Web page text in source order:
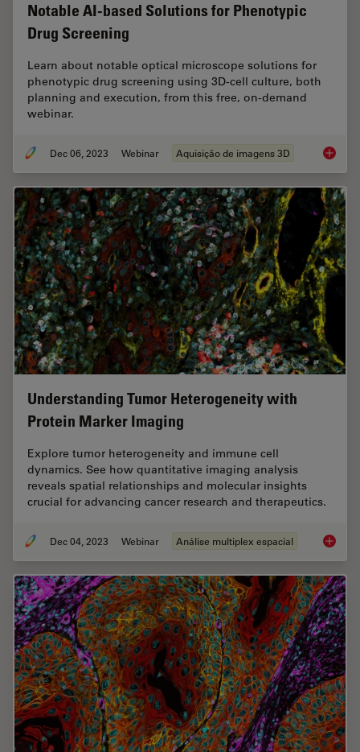
Notable AI-based Solutions for Phenotypic
Drug Screening
Learn about notable optical microscope solutions for
phenotypic drug screening using 3D-cell culture, both
planning and execution, from this free, on-demand
webinar.
Dec 06, 2023 Webinar Aquisição de imagens 3D
Understanding Tumor Heterogeneity with
Protein Marker Imaging
Explore tumor heterogeneity and immune cell
dynamics. See how quantitative imaging analysis
reveals spatial relationships and molecular insights
crucial for advancing cancer research and therapeutics.
Dec 04, 2023 Webinar Análise multiplex espacial